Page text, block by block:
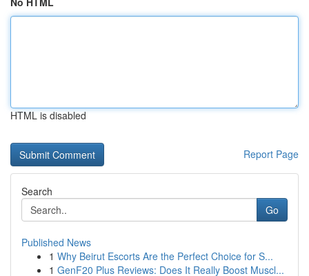
HTML is disabled
Report Page
Search
Go
Published News
1 Why Beirut Escorts Are the Perfect Choice for S...
1 GenF20 Plus Reviews: Does It Really Boost Muscl...